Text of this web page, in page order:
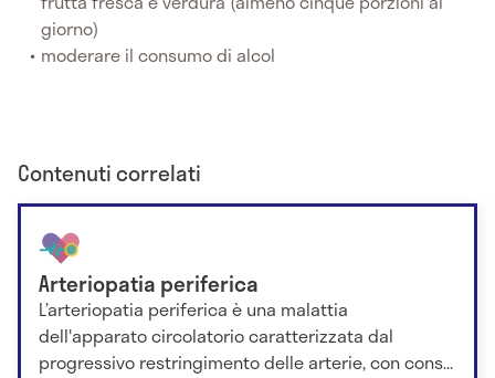
giorno)
moderare il consumo di alcol
Contenuti correlati
Arteriopatia periferica
L’arteriopatia periferica è una malattia
dell'apparato circolatorio caratterizzata dal
progressivo restringimento delle arterie, con cons...